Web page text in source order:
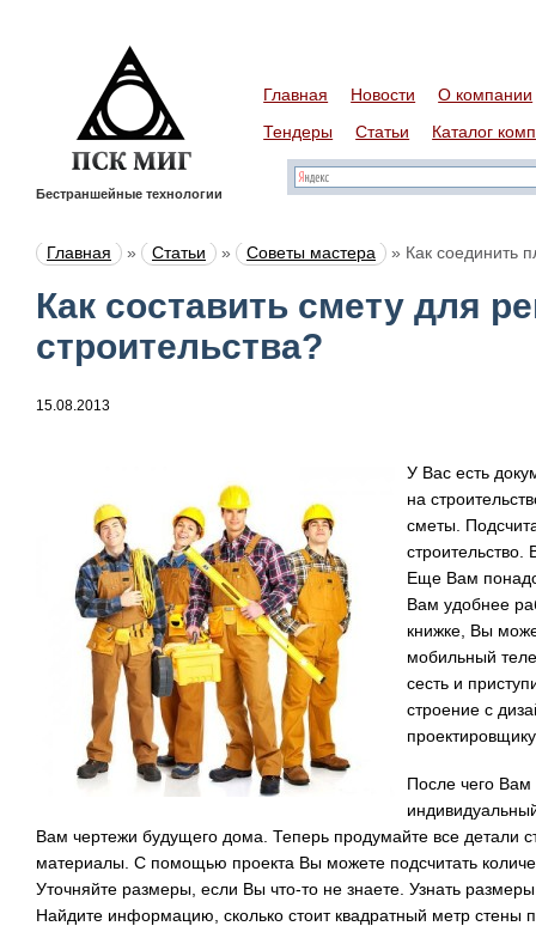
Бестраншейные технологии
Главная Новости
О компании
Тендеры
Статьи Каталог
Главная » Статьи » Советы мастера » Как соединить
Как составить смету для
строительства?
15.08.2013
У Вас есть
на
сметы.
строительство.
Еще Вам
Вам удобнее
книжке, Вы
мобильный
сесть и
строение с
После чего Вам
Вам чертежи будущего дома. Теперь продумайте все детали
материалы. С помощью проекта Вы можете подсчитать
Уточняйте размеры, если Вы что-то не знаете. Узнать
Найдите информацию, сколько стоит квадратный метр стены